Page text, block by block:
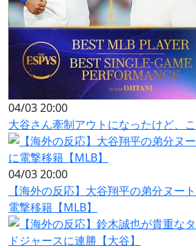
04/03 20:00
大谷さん牽制アウトになったけど、
04/03 20:00
【海外の反応】大谷翔平の弟分ヌー
電撃移籍【MLB】